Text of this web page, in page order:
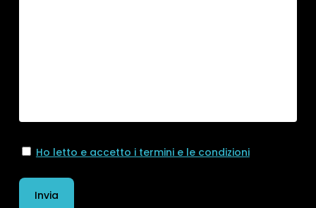
Ho letto e accetto i termini e le condizioni